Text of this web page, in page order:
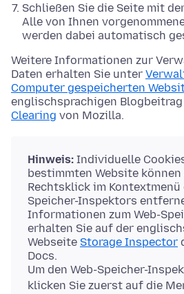
Schließen Sie die Seite mit
Alle von Ihnen
werden dabei automatisch
Weitere Informationen zur
Daten erhalten Sie unter
Computer gespeicherten
englischsprachigen Blogbeitrag
Clearing von Mozilla.
Hinweis: Individuelle
bestimmten Website können
Rechtsklick im Kontextmenü
Speicher-Inspektors
Informationen zum Web-
erhalten Sie auf der
Webseite Storage Inspector
Docs.
Um den Web-Speicher-
klicken Sie zuerst auf die